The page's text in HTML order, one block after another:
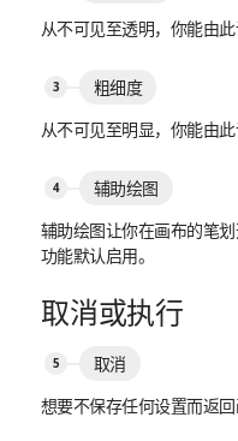
从不可见至透明，你能由此
粗细度
从不可见至明显，你能由此
辅助绘图
辅助绘图让你在画布的笔
功能默认启用。
取消或执行
取消
想要不保存任何设置而返